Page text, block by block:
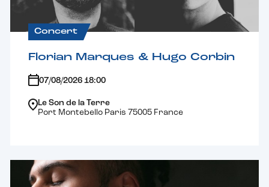
Concert
Florian Marques & Hugo Corbin
07/08/2026 18:00
Le Son de la Terre
Port Montebello Paris 75005 France